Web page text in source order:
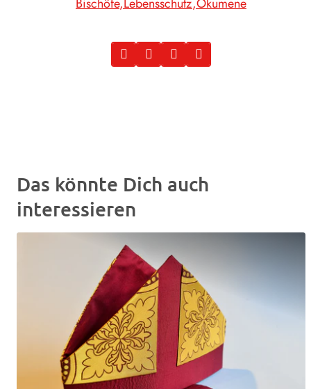
Das könnte Dich auch
interessieren